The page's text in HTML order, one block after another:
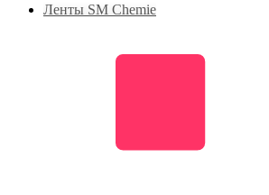
Ленты SM Chemie